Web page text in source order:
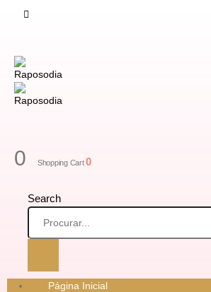
0 Shopping Cart0
Search
Página Inicial